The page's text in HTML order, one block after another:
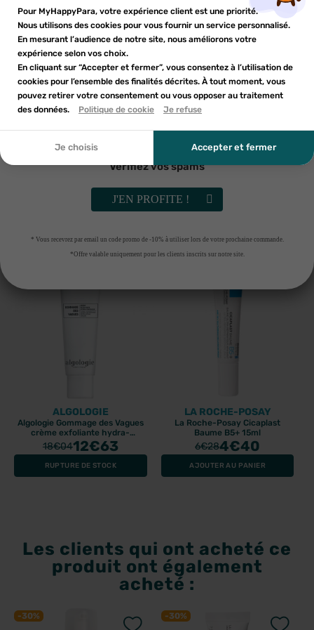
AJOUTER AU PANIER AJOUTER AU PANIER
NUXE
NUXE COFF NOEL GLOW HPO
AJOUTER AU PANIER
-15%
KREME
Krème crème hydratation
RUPTURE DE STOCK
ALGOLOGIE
Algologie Gommage des Vagues
crème exfoliante hydra-
fraîcheur 50ml
18€0412€63
RUPTURE DE STOCK
LA ROCHE-POSAY
La Roche-Posay Cicaplast
Baume B5+ 15ml
6€284€40
AJOUTER AU PANIER
Les clients qui ont acheté ce
produit ont également
acheté :
-30% -30%
Ajouter à ma liste d'envies ×
add_circle_outline
Créer une nouvelle liste
Nom de la liste d'envies
Annuler
Créer une liste d'envies
Vous devez être connecté pour ajouter des produits à votre
liste d'envies.
Annuler
Connexion
Pour MyHappyPara, votre expérience client est une priorité.
Nous utilisons des cookies pour vous fournir un service personnalisé.
En mesurant l’audience de notre site, nous améliorons votre
expérience selon vos choix.
En cliquant sur “Accepter et fermer”, vous consentez à l’utilisation de
cookies pour l’ensemble des finalités décrites. À tout moment, vous
pouvez retirer votre consentement ou vous opposer au traitement
des données.
Politique de cookie Je refuse
Je choisis Accepter et fermer
Inscrivez-vous à notre newsletter et profitez
d'une réduction sur votre première commande*
En soumettant ce formulaire, j'accepte que les
informations saisies soient utilisées dans le cadre de
découler. Vous référer à la politique de confidentialité.
Vérifiez vos spams
J'EN PROFITE !
* Vous recevrez par email un code promo de -10% à utiliser lors de votre prochaine commande.
*Offre valable uniquement pour les clients inscrits sur notre site.